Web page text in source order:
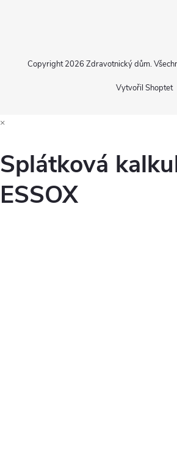
Vytvořil Shoptet
Copyright 2026 Zdravotnický dům.
×
Splátková
ESSOX